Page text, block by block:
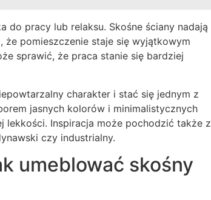
do pracy lub relaksu. Skośne ściany nadają
że pomieszczenie staje się wyjątkowym
sprawić, że praca stanie się bardziej
charakter i stać się jednym z
jasnych kolorów i minimalistycznych
Inspiracja może pochodzić także z
czy industrialny.
umeblować skośny